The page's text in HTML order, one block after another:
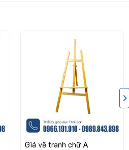
1°C
khoảng đo 0 đến 100%; độ
±3%
thang đo 0-14pH; độ phân giải
0,01pH; nhiệt độ hoạt động
từ 5°C đến 60°C
phạm vi đo ánh sáng 0 đến
40.000 Lux, nhiệt độ hoạt
Giá vẽ tranh chữ A